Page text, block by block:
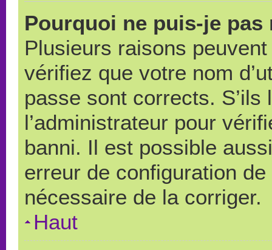
Pourquoi ne puis-je pas
Plusieurs raisons
vérifiez que votre nom
passe sont corrects.
l’administrateur pour
banni. Il est possible
erreur de configuration
nécessaire de la corriger.
Haut